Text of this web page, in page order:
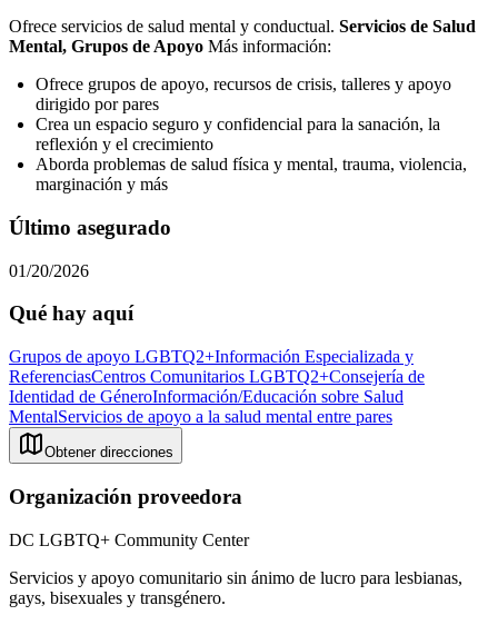
Ofrece servicios de salud mental y conductual. Servicios de Salud
Mental, Grupos de Apoyo Más información:
Ofrece grupos de apoyo, recursos de crisis, talleres y apoyo
dirigido por pares
Crea un espacio seguro y confidencial para la sanación, la
reflexión y el crecimiento
Aborda problemas de salud física y mental, trauma, violencia,
marginación y más
Último asegurado
01/20/2026
Qué hay aquí
Grupos de apoyo LGBTQ2+Información Especializada y
ReferenciasCentros Comunitarios LGBTQ2+Consejería de
Identidad de GéneroInformación/Educación sobre Salud
MentalServicios de apoyo a la salud mental entre pares
Obtener direcciones
Organización proveedora
DC LGBTQ+ Community Center
Servicios y apoyo comunitario sin ánimo de lucro para lesbianas,
gays, bisexuales y transgénero.